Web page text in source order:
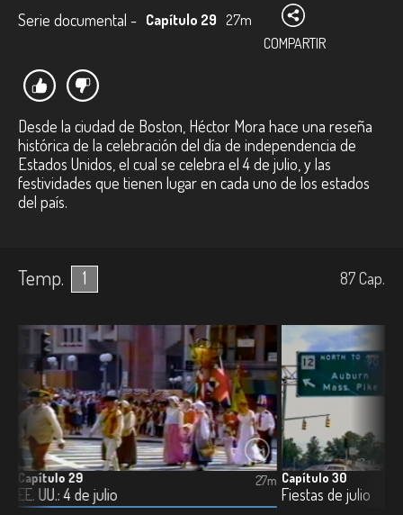
Serie documental - Capítulo 29 27m
COMPARTIR
Desde la ciudad de Boston, Héctor Mora hace una reseña
histórica de la celebración del día de independencia de
Estados Unidos, el cual se celebra el 4 de julio, y las
festividades que tienen lugar en cada uno de los estados
del país.
Temp. 1 87Cap.
Capítulo 29
EE. UU.: 4 de julio
27m Capítulo 30
Fiestas de julio